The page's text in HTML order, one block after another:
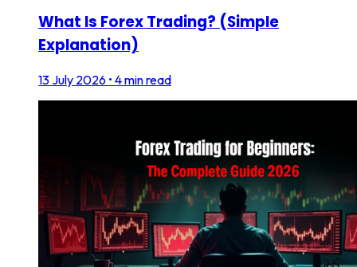
What Is Forex Trading? (Simple
Explanation)
13 July 2026 • 4 min read